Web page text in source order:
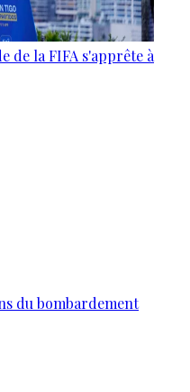
de la FIFA s'apprête à
du bombardement